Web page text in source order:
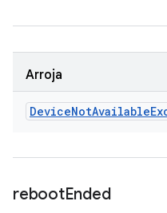
Arroja
DeviceNotAvailable
rebootEnded